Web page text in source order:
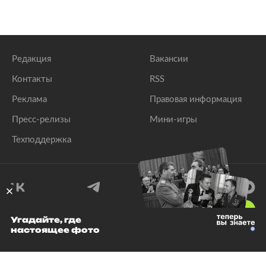
Редакция
Контакты
Реклама
Пресс-релизы
Техподдержка
Вакансии
RSS
Правовая информация
Мини-игры
© 1999–2026 Все права защищены.
Угадайте, где
настоящее фото